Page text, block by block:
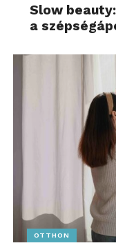
Slow
a
OTTHON